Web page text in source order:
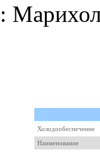
:
Холодообеспечение
Наименование